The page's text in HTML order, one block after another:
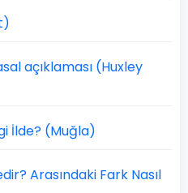
açıklaması (Huxley
İlde? (Muğla)
Arasındaki Fark Nasıl